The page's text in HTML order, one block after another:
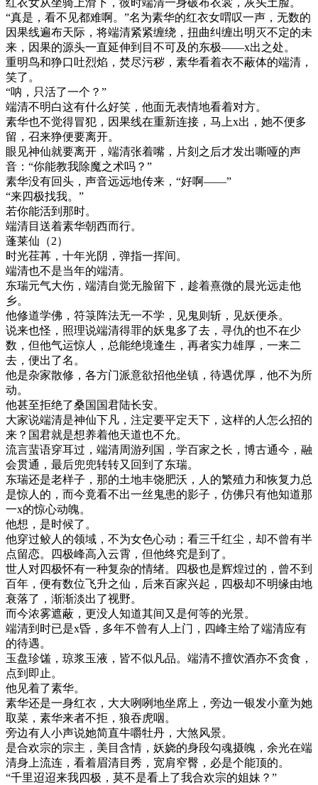
“真是，看不见都难啊。”名为素华的红衣女喟叹一声，无数的
因果线遍布天际，将端清紧紧缠绕，扭曲纠缠出明灭不定的未
来，因果的源头一直延伸到目不可及的东极——x出之处。
重明鸟和狰口吐烈焰，焚尽污秽，素华看着衣不蔽体的端清，
笑了。
“呐，只活了一个？”
端清不明白这有什么好笑，他面无表情地看着对方。
素华也不觉得冒犯，因果线在重新连接，马上x出，她不便多
留，召来狰便要离开。
眼见神仙就要离开，端清张着嘴，片刻之后才发出嘶哑的声
音：“你能教我除魔之术吗？”
素华没有回头，声音远远地传来，“好啊——”
“来四极找我。”
若你能活到那时。
端清目送着素华朝西而行。
蓬莱仙（2）
时光荏苒，十年光阴，弹指一挥间。
端清也不是当年的端清。
东瑞元气大伤，端清自觉无脸留下，趁着熹微的晨光远走他
乡。
他修道学佛，符箓阵法无一不学，见鬼则斩，见妖便杀。
说来也怪，照理说端清得罪的妖鬼多了去，寻仇的也不在少
数，但他气运惊人，总能绝境逢生，再者实力雄厚，一来二
去，便出了名。
他是杂家散修，各方门派意欲招他坐镇，待遇优厚，他不为所
动。
他甚至拒绝了桑国国君陆长安。
大家说端清是神仙下凡，注定要平定天下，这样的人怎么招的
来？国君就是想养着他天道也不允。
流言蜚语穿耳过，端清周游列国，学百家之长，博古通今，融
会贯通，最后兜兜转转又回到了东瑞。
东瑞还是老样子，那的土地丰饶肥沃，人的繁殖力和恢复力总
是惊人的，而今竟看不出一丝鬼患的影子，仿佛只有他知道那
一x的惊心动魄。
他想，是时候了。
他穿过鲛人的领域，不为女色心动；看三千红尘，却不曾有半
点留恋。四极峰高入云霄，但他终究是到了。
世人对四极怀有一种复杂的情绪。四极也是辉煌过的，曾不到
百年，便有数位飞升之仙，后来百家兴起，四极却不明缘由地
衰落了，渐渐淡出了视野。
而今浓雾遮蔽，更没人知道其间又是何等的光景。
端清到时已是x昏，多年不曾有人上门，四峰主给了端清应有
的待遇。
玉盘珍馐，琼浆玉液，皆不似凡品。端清不擅饮酒亦不贪食，
点到即止。
他见着了素华。
素华还是一身红衣，大大咧咧地坐席上，旁边一银发小童为她
取菜，素华来者不拒，狼吞虎咽。
旁边有人小声说她简直牛嚼牡丹，大煞风景。
是合欢宗的宗主，美目含情，妖娆的身段勾魂摄魄，余光在端
清身上流连，看着眉清目秀，宽肩窄臀，必是个能顶的。
“千里迢迢来我四极，莫不是看上了我合欢宗的姐妹？”